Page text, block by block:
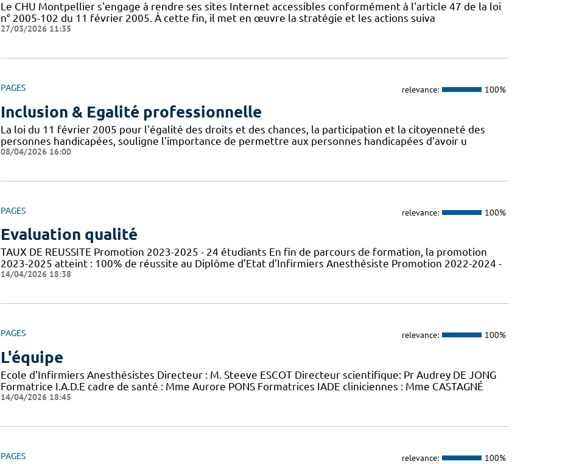
Le CHU Montpellier s'engage à rendre ses sites Internet accessibles conformément à l'article 47 de la loi
n° 2005-102 du 11 février 2005. À cette fin, il met en œuvre la stratégie et les actions suiva
27/03/2026 11:35
PAGES relevance: 100%
Inclusion & Egalité professionnelle
La loi du 11 février 2005 pour l'égalité des droits et des chances, la participation et la citoyenneté des
personnes handicapées, souligne l'importance de permettre aux personnes handicapées d'avoir u
08/04/2026 16:00
PAGES relevance: 100%
Evaluation qualité
TAUX DE REUSSITE Promotion 2023-2025 - 24 étudiants En fin de parcours de formation, la promotion
2023-2025 atteint : 100% de réussite au Diplôme d’Etat d’Infirmiers Anesthésiste Promotion 2022-2024 -
14/04/2026 18:38
PAGES relevance: 100%
L'équipe
Ecole d'Infirmiers Anesthésistes Directeur : M. Steeve ESCOT Directeur scientifique: Pr Audrey DE JONG
Formatrice I.A.D.E cadre de santé : Mme Aurore PONS Formatrices IADE cliniciennes : Mme CASTAGNÉ
14/04/2026 18:45
PAGES relevance: 100%